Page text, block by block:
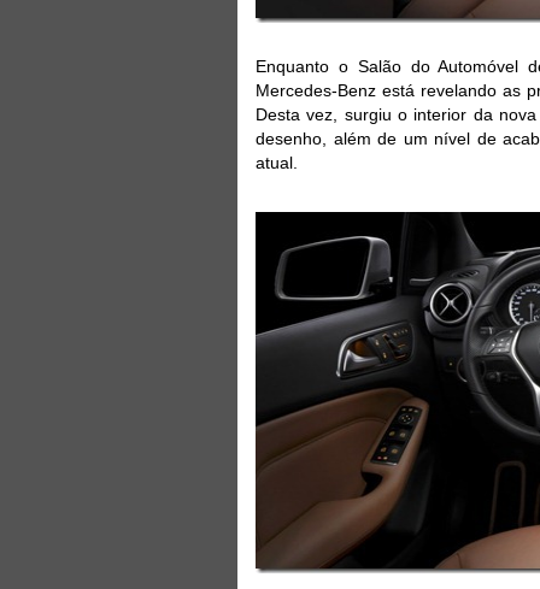
Enquanto o Salão do Automóvel
Mercedes-Benz está revelando as
Desta vez, surgiu o interior da
desenho, além de um nível de
atual.